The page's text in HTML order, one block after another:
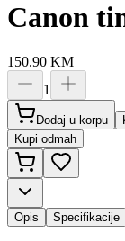
Canon
150.90 KM
1
Dodaj u korpu
Kupi odmah
Opis Specifikacije